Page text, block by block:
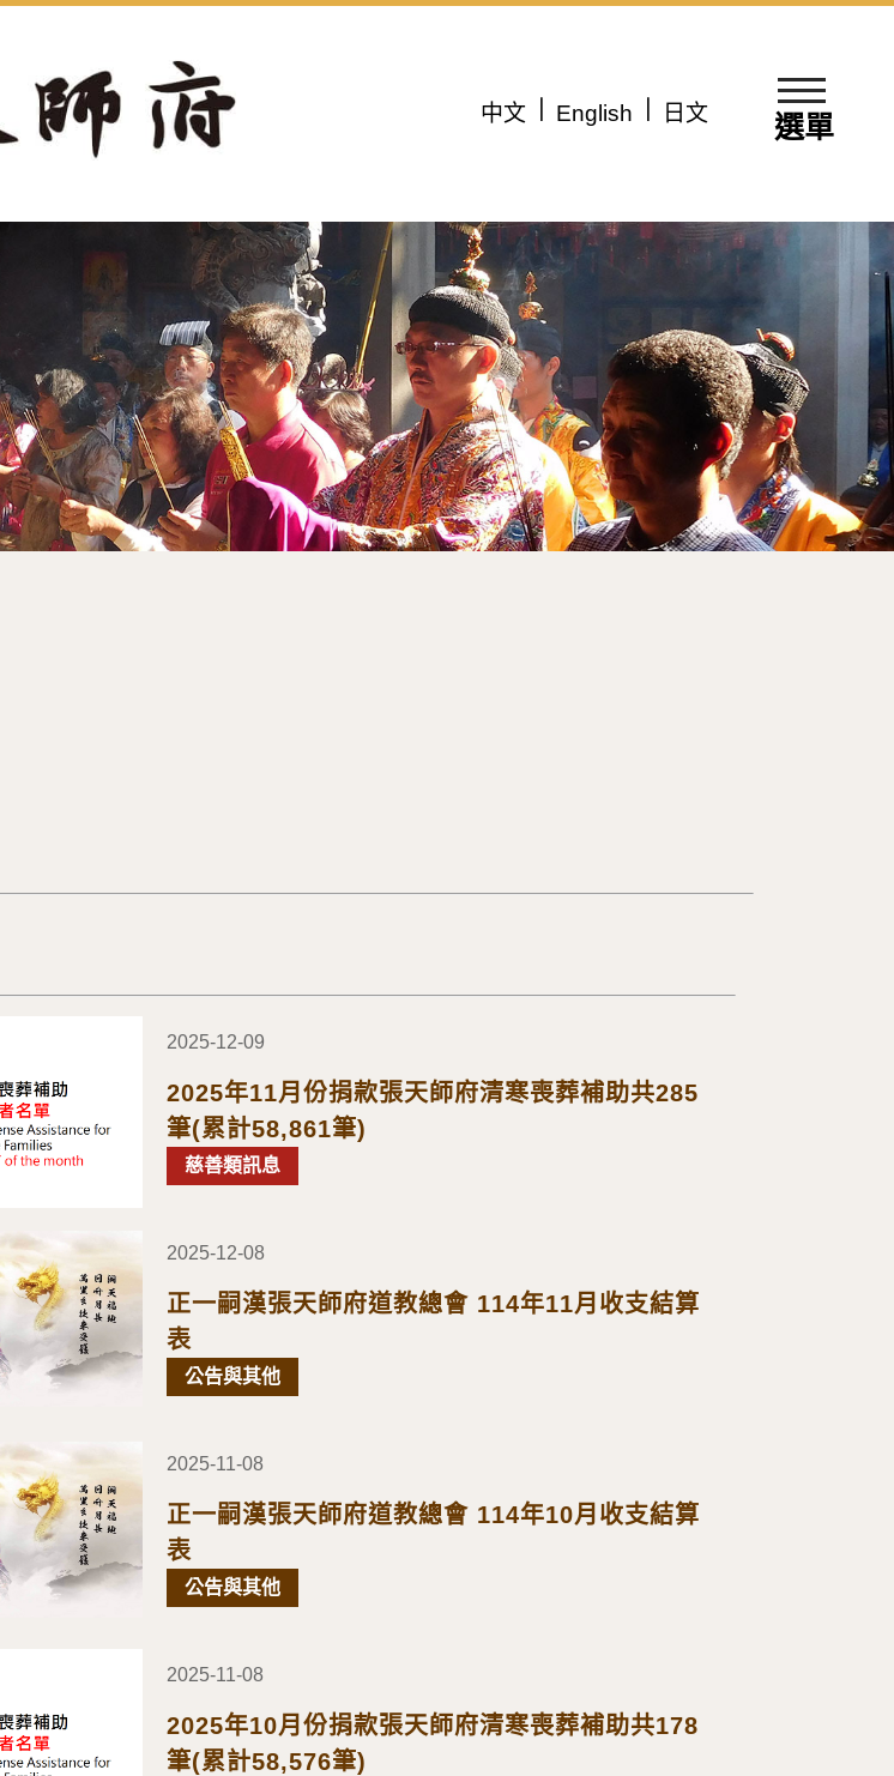
中文 English 日文 選單
2025-12-09
2025年11月份捐款張天師府清寒喪葬補助共285
筆(累計58,861筆)
慈善類訊息
2025-12-08
正一嗣漢張天師府道教總會 114年11月收支結算
表
公告與其他
2025-11-08
正一嗣漢張天師府道教總會 114年10月收支結算
表
公告與其他
2025-11-08
2025年10月份捐款張天師府清寒喪葬補助共178
筆(累計58,576筆)